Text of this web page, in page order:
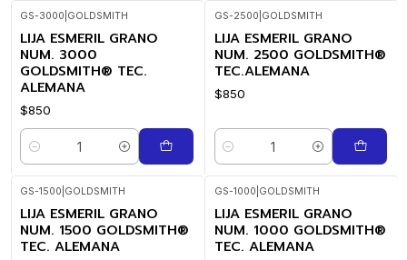
GS-3000 GOLDSMITH
LIJA ESMERIL GRANO
NUM. 3000
GOLDSMITH® TEC.
ALEMANA
$850
Cantidad
GS-2500 GOLDSMITH
LIJA ESMERIL GRANO
NUM. 2500 GOLDSMITH®
TEC.ALEMANA
$850
Cantidad
GS-1500 GOLDSMITH
LIJA ESMERIL GRANO
NUM. 1500 GOLDSMITH®
TEC. ALEMANA
GS-1000 GOLDSMITH
LIJA ESMERIL GRANO
NUM. 1000 GOLDSMITH®
TEC. ALEMANA